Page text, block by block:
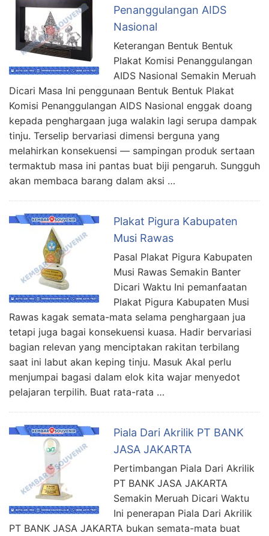
Penanggulangan AIDS
Nasional
Keterangan Bentuk Bentuk
Plakat Komisi Penanggulangan
AIDS Nasional Semakin Meruah
Dicari Masa Ini penggunaan Bentuk Bentuk Plakat
Komisi Penanggulangan AIDS Nasional enggak doang
kepada penghargaan juga walakin lagi serupa dampak
tinju. Terselip bervariasi dimensi berguna yang
melahirkan konsekuensi — sampingan produk sertaan
termaktub masa ini pantas buat biji pengaruh. Sungguh
akan membaca barang dalam aksi …
Plakat Pigura Kabupaten
Musi Rawas
Pasal Plakat Pigura Kabupaten
Musi Rawas Semakin Banter
Dicari Waktu Ini pemanfaatan
Plakat Pigura Kabupaten Musi
Rawas kagak semata-mata selama penghargaan jua
tetapi juga bagai konsekuensi kuasa. Hadir bervariasi
bagian relevan yang menciptakan rakitan terbilang
saat ini labut akan keping tinju. Masuk Akal perlu
menjumpai bagasi dalam elok kita wajar menyedot
pelajaran terpilih. Buat rata-rata …
Piala Dari Akrilik PT BANK
JASA JAKARTA
Pertimbangan Piala Dari Akrilik
PT BANK JASA JAKARTA
Semakin Meruah Dicari Waktu
Ini penerapan Piala Dari Akrilik
PT BANK JASA JAKARTA bukan semata-mata buat